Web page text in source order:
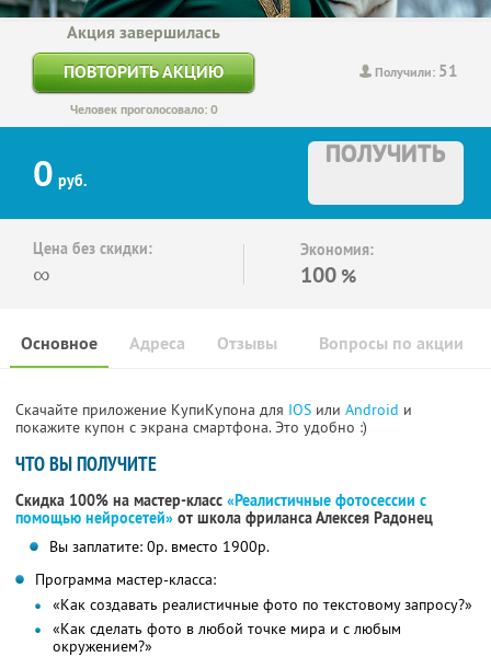
Получили: 51
Акция завершилась
ПОВТОРИТЬ АКЦИЮ
Человек проголосовало: 0
0 руб.
ПОЛУЧИТЬ
Цена без скидки:
∞
Экономия:
100 %
Основное Отзывы Вопросы по акции
Адреса
Скачайте приложение КупиКупона для IOS или Android и
покажите купон с экрана смартфона. Это удобно :)
ЧТО ВЫ ПОЛУЧИТЕ
Скидка 100% на мастер-класс «Реалистичные фотосессии с
помощью нейросетей» от школа фриланса Алексея Радонец
Вы заплатите: 0р. вместо 1900р.
Программа мастер-класса:
«Как создавать реалистичные фото по текстовому запросу?»
«Как сделать фото в любой точке мира и с любым
окружением?»